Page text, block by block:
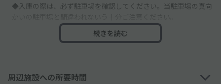
◆入庫の際は、必ず駐車場を確認してください。当駐車場の真向
────────────────
続きを読む
周辺施設への所要時間